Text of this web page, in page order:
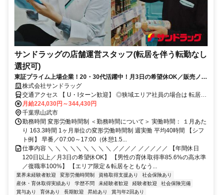
サンドラッグの店舗運営スタッフ(転居を伴う転勤なし
選択可)
東証プライム上場企業！20・30代活躍中！月3日の希望休OK／販売ノル
マなし／年収例32歳SV816万円／販促企画～商品管理など店舗運営がメ
インの仕事
株式会社サンドラッグ
交通アクセス 【 U・Iターン歓迎】 ◎狭域エリア社員の場合は 転居を
伴う転勤はありません。 ◎マイカー通勤OK
月給224,030円～344,430円
千葉県山武市
勤務時間 変形労働時間制 ＜勤務時間について＞ 実働時間： １月あた
り 163.3時間 1ヶ月単位の変形労働時間制 週実働 平均40時間 【シフ
ト例】 早番／07:00～17:00（休憩1.5...
仕事内容 ＼ ＼ ＼ ＼＼ ＼ ＼ ＼ ＼ ／／／／ ／／／／／ 【年間休日
120日以上／月3日の希望休OK】 【男性の育休取得率85.6%の高水準
／復職率100%】 【エリア限定＆転居をともなう...
業界未経験者歓迎 変形労働時間制 資格取得支援あり
社会保険あり
産休・育休取得実績あり
学歴不問 未経験者歓迎 経験者歓迎
社会保険完備
賞与あり
育休あり 長期歓迎 昇給あり 賞与年2回あり